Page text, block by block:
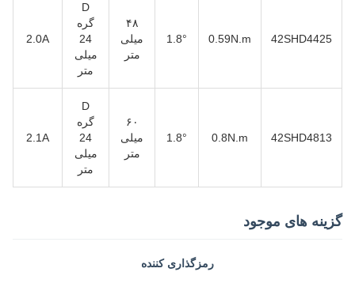
42SHD4425
0.59N.m
1.8°
۴۸
میلی
متر
D
گره
24
میلی
متر
2.0A
42SHD4813
0.8N.m
1.8°
۶۰
میلی
متر
D
گره
24
میلی
متر
2.1A
گزینه های موجود
رمزگذاری کننده